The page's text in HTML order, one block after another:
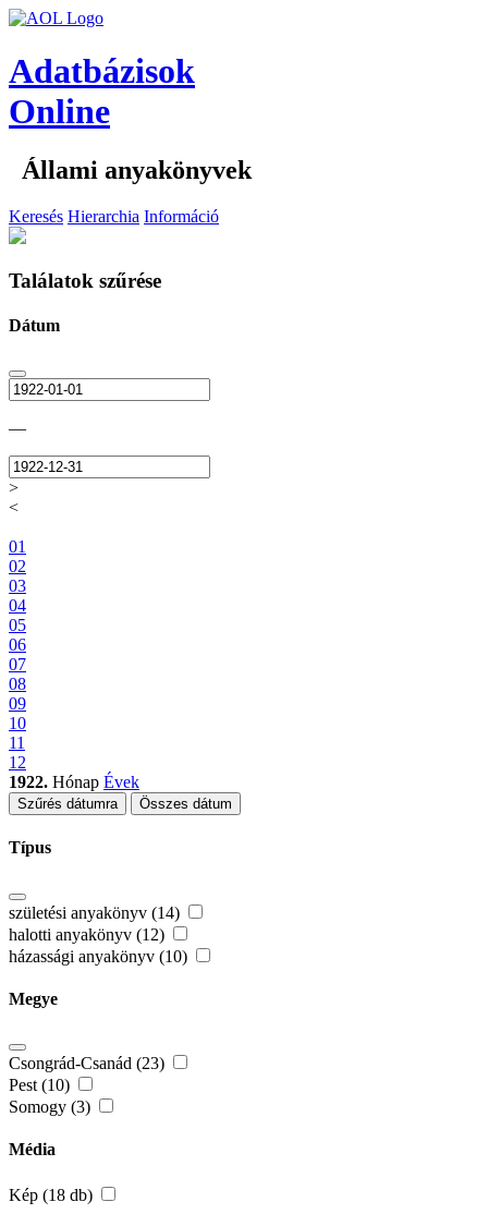
Adatbázisok
Online
Állami anyakönyvek
Keresés Hierarchia Információ
Találatok szűrése
Dátum
—
>
<
01
02
03
04
05
06
07
08
09
10
11
12
1922. Hónap Évek
Szűrés dátumra Összes dátum
Típus
születési anyakönyv (14)
halotti anyakönyv (12)
házassági anyakönyv (10)
Megye
Csongrád-Csanád (23)
Pest (10)
Somogy (3)
Média
Kép (18 db)